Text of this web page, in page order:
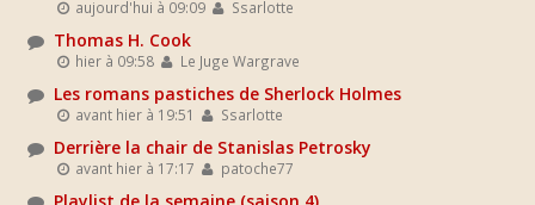
aujourd'hui à 09:09 Ssarlotte
Thomas H. Cook
hier à 09:58 Le Juge Wargrave
Les romans pastiches de Sherlock Holmes
avant hier à 19:51 Ssarlotte
Derrière la chair de Stanislas Petrosky
avant hier à 17:17 patoche77